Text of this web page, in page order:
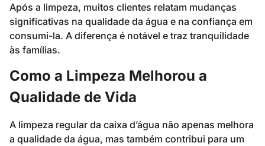
Após a limpeza, muitos clientes relatam mudanças
significativas na qualidade da água e na confiança em
consumi-la. A diferença é notável e traz tranquilidade
às famílias.
Como a Limpeza Melhorou a
Qualidade de Vida
A limpeza regular da caixa d’água não apenas melhora
a qualidade da água, mas também contribui para um